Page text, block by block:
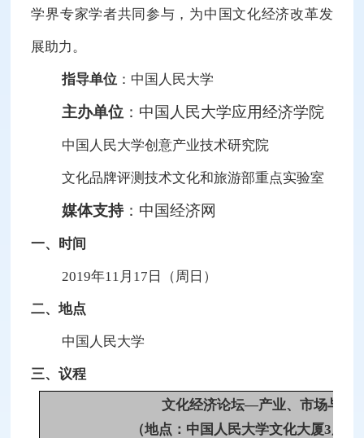
学界专家学者共同参与，为中国文化经济改革发
展助力。
指导单位：中国人民大学
主办单位 ：中国人民大学应用经济学院
中国人民大学创意产业技术研究院
文化品牌评测技术文化和旅游部重点实验室
媒体支持：中国经济网
一、时间
2019年11月17日（周日）
二、地点
中国人民大学
三、议程
文化经济论坛—产业、市场与政
（地点：中国人民大学文化大厦3层会